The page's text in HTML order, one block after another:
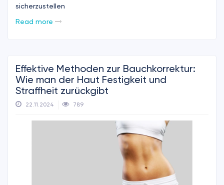
sicherzustellen
Read more
Effektive Methoden zur Bauchkorrektur:
Wie man der Haut Festigkeit und
Straffheit zurückgibt
22.11.2024 789